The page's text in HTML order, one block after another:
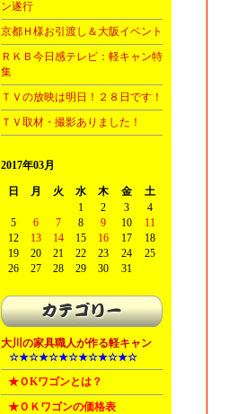
ン遂行
京都Ｈ様お引渡し＆大阪イベント
ＲＫＢ今日感テレビ：軽キャン特
集
ＴＶの放映は明日！２８日です！
ＴＶ取材・撮影ありました！
2017年03月
日 月 火 水 木 金
土
1
2 3
4
5
6 7 8 9 10
11
12
13 14 15 16 17
18
19
20 21 22 23 24
25
26
27 28 29 30 31
大川の家具職人が作る軽キャン
☆★☆★☆★☆★☆★☆★☆
★ＯKワゴンとは？
★ＯＫワゴンの価格表